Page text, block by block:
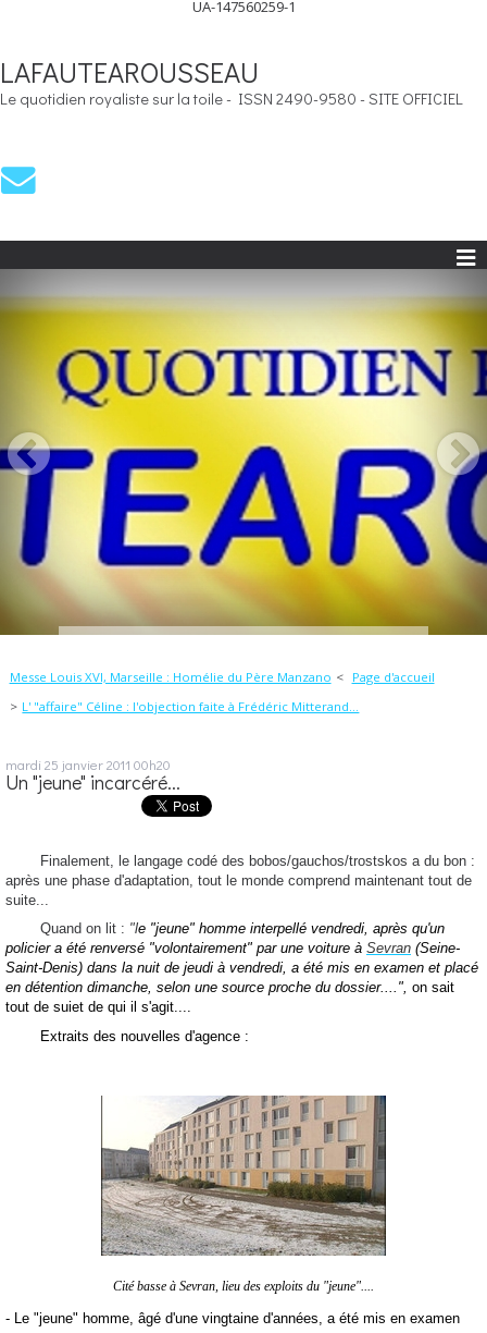
UA-147560259-1
LAFAUTEAROUSSEAU
Le quotidien royaliste sur la toile - ISSN 2490-9580 - SITE OFFICIEL
Messe Louis XVI, Marseille : Homélie du Père Manzano
Page d'accueil
L' "affaire" Céline : l'objection faite à Frédéric Mitterand...
mardi 25 janvier 2011 00h20
Un "jeune" incarcéré...
Finalement, le langage codé des bobos/gauchos/trostskos a du bon :
après une phase d'adaptation, tout le monde comprend maintenant tout de
suite...
Quand on lit : "le "jeune" homme interpellé vendredi, après qu'un
policier a été renversé "volontairement" par une voiture à Sevran (Seine-
Saint-Denis) dans la nuit de jeudi à vendredi, a été mis en examen et placé
en détention dimanche, selon une source proche du dossier....", on sait
tout de suiet de qui il s'agit....
Extraits des nouvelles d'agence :
Cité basse à Sevran, lieu des exploits du "jeune"....
- Le "jeune" homme, âgé d'une vingtaine d'années, a été mis en examen